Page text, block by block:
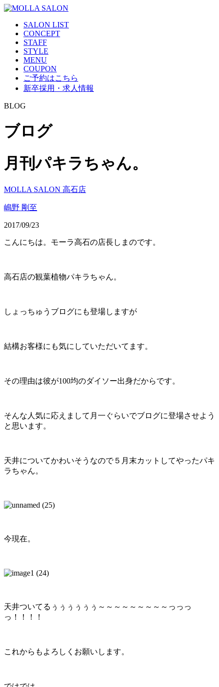
SALON LIST
CONCEPT
STAFF
STYLE
MENU
COUPON
ご予約はこちら
新卒採用・求人情報
BLOG
ブログ
月刊パキラちゃん。
MOLLA SALON 高石店
嶋野 剛至
2017/09/23
こんにちは。モーラ高石の店長しまのです。
高石店の観葉植物パキラちゃん。
しょっちゅうブログにも登場しますが
結構お客様にも気にしていただいてます。
その理由は彼が100均のダイソー出身だからです。
そんな人気に応えまして月一ぐらいでブログに登場させよう
と思います。
天井についてかわいそうなので５月末カットしてやったパキ
ラちゃん。
今現在。
天井ついてるぅぅぅぅぅぅ～～～～～～～～～っっっ
っ！！！！
これからもよろしくお願いします。